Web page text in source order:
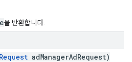
을 반환합니다.
adManagerAdRequest)